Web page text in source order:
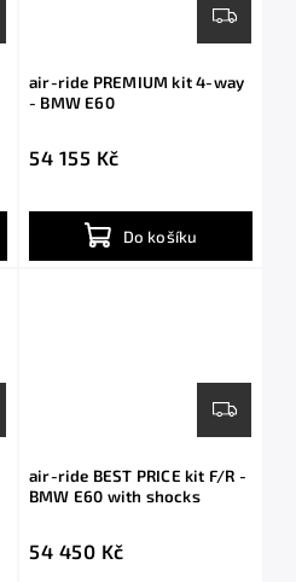
air-ride PREMIUM kit 4-way
- BMW E60
54 155 Kč
Do košíku
air-ride BEST PRICE kit F/R -
BMW E60 with shocks
54 450 Kč